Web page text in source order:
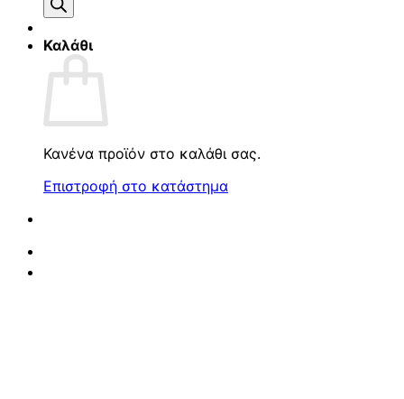
Καλάθι
Κανένα προϊόν στο καλάθι σας.
Επιστροφή στο κατάστημα